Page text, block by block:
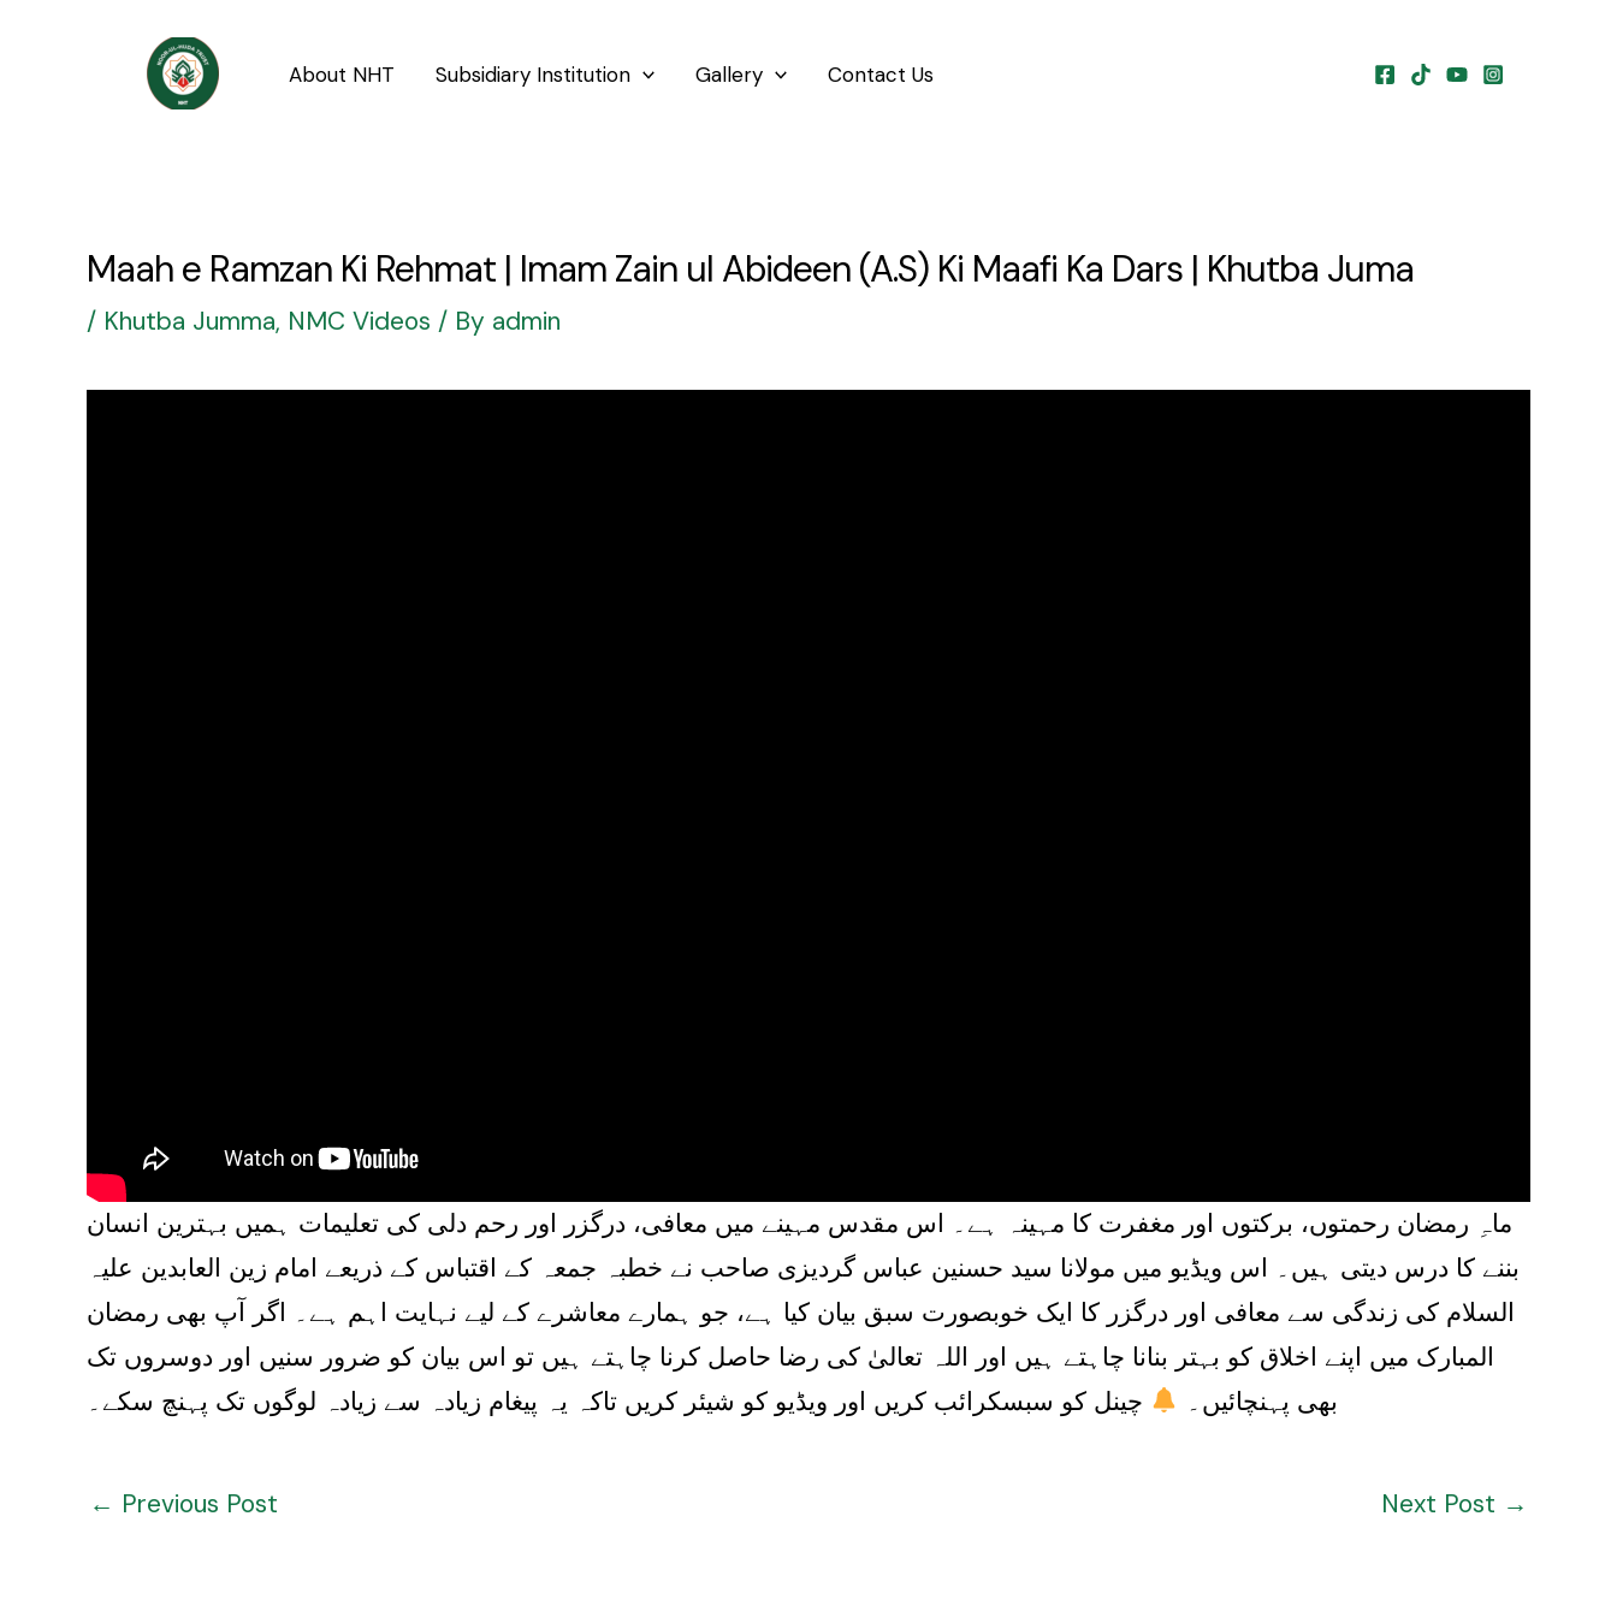
About NHT Subsidiary Institution Gallery Contact Us
Maah e Ramzan Ki Rehmat | Imam Zain ul Abideen (A.S) Ki Maafi Ka Dars | Khutba Juma
/ Khutba Jumma, NMC Videos / By admin
ماہِ رمضان رحمتوں، برکتوں اور مغفرت کا مہینہ ہے۔ اس مقدس مہینے میں معافی، درگزر اور رحم دلی کی تعلیمات ہمیں بہترین انسان
بننے کا درس دیتی ہیں۔ اس ویڈیو میں مولانا سید حسنین عباس گردیزی صاحب نے خطبہ جمعہ کے اقتباس کے ذریعے امام زین العابدین علیہ
السلام کی زندگی سے معافی اور درگزر کا ایک خوبصورت سبق بیان کیا ہے، جو ہمارے معاشرے کے لیے نہایت اہم ہے۔ اگر آپ بھی رمضان
المبارک میں اپنے اخلاق کو بہتر بنانا چاہتے ہیں اور اللہ تعالیٰ کی رضا حاصل کرنا چاہتے ہیں تو اس بیان کو ضرور سنیں اور دوسروں تک
بھی پہنچائیں۔
چینل کو سبسکرائب کریں اور ویڈیو کو شیئر کریں تاکہ یہ پیغام زیادہ سے زیادہ لوگوں تک پہنچ سکے۔
navigation
← Previous Post Next Post →